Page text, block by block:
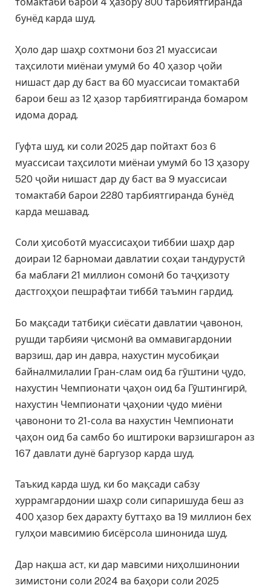
томактабӣ барои 4 ҳазору 800 тарбиятгиранда
бунёд карда шуд.
Ҳоло дар шаҳр сохтмони боз 21 муассисаи
таҳсилоти миёнаи умумӣ бо 40 ҳазор ҷойи
нишаст дар ду баст ва 60 муассисаи томактабӣ
барои беш аз 12 ҳазор тарбиятгиранда бомаром
идома дорад.
Гуфта шуд, ки соли 2025 дар пойтахт боз 6
муассисаи таҳсилоти миёнаи умумӣ бо 13 ҳазору
520 ҷойи нишаст дар ду баст ва 9 муассисаи
томактабӣ барои 2280 тарбиятгиранда бунёд
карда мешавад.
Соли ҳисоботӣ муассисаҳои тиббии шаҳр дар
доираи 12 барномаи давлатии соҳаи тандурустӣ
ба маблағи 21 миллион сомонӣ бо таҷҳизоту
дастгоҳҳои пешрафтаи тиббӣ таъмин гардид.
Бо мақсади татбиқи сиёсати давлатии ҷавонон,
рушди тарбияи ҷисмонӣ ва оммавигардонии
варзиш, дар ин давра, нахустин мусобиқаи
байналмилалии Гран-слам оид ба гӯштини ҷудо,
нахустин Чемпионати ҷаҳон оид ба Гӯштингирӣ,
нахустин Чемпионати ҷаҳонии ҷудо миёни
ҷавонони то 21-сола ва нахустин Чемпионати
ҷаҳон оид ба самбо бо иштироки варзишгарон аз
167 давлати дунё баргузор карда шуд.
Таъкид карда шуд, ки бо мақсади сабзу
хуррамгардонии шаҳр соли сипаришуда беш аз
400 ҳазор бех дарахту буттаҳо ва 19 миллион бех
гулҳои мавсимию бисёрсола шинонида шуд.
Дар нақша аст, ки дар мавсими ниҳолшинонии
зимистони соли 2024 ва баҳори соли 2025